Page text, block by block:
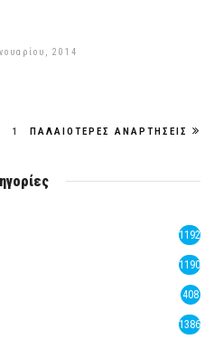
2014
1 ΠΑΛΑΙΌΤΕΡΕΣ ΑΝΑΡΤΉΣΕΙΣ
1192
1190
408
1386